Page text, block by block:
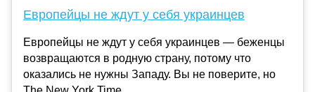
Европейцы не ждут у себя украинцев
Европейцы не ждут у себя украинцев — беженцы
возвращаются в родную страну, потому что
оказались не нужны Западу. Вы не поверите, но